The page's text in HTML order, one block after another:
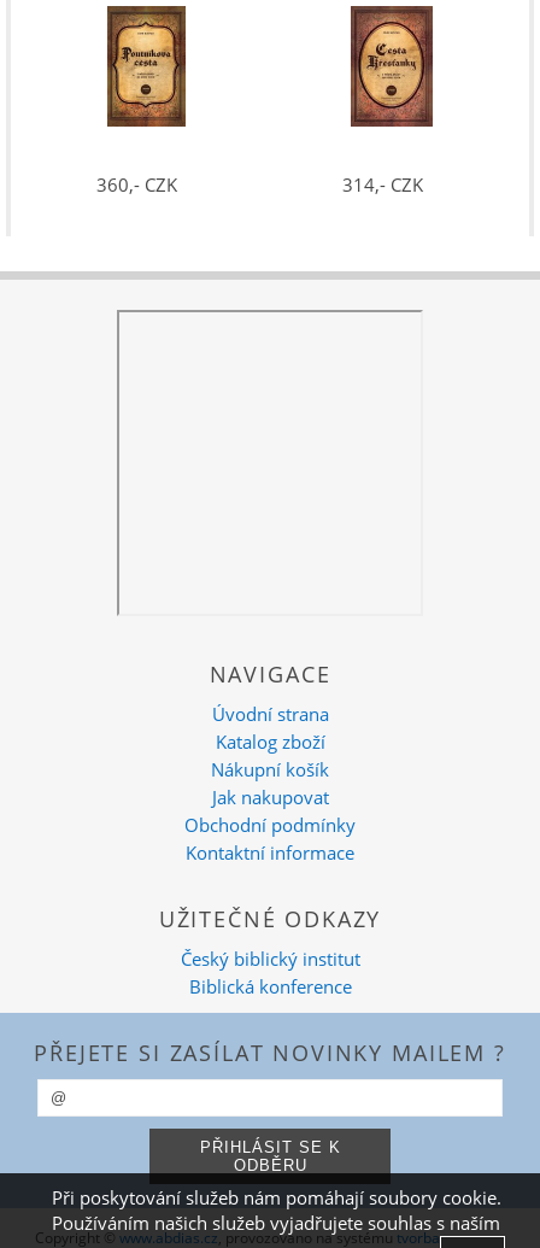
360,- CZK 314,- CZK
NAVIGACE
Úvodní strana
Katalog zboží
Nákupní košík
Jak nakupovat
Obchodní podmínky
Kontaktní informace
UŽITEČNÉ ODKAZY
Český biblický institut
Biblická konference
PŘEJETE SI ZASÍLAT NOVINKY MAILEM ?
Copyright © www.abdias.cz, provozováno na systému tvorba e-
Při poskytování služeb nám pomáhají soubory cookie.
Používáním našich služeb vyjadřujete souhlas s naším